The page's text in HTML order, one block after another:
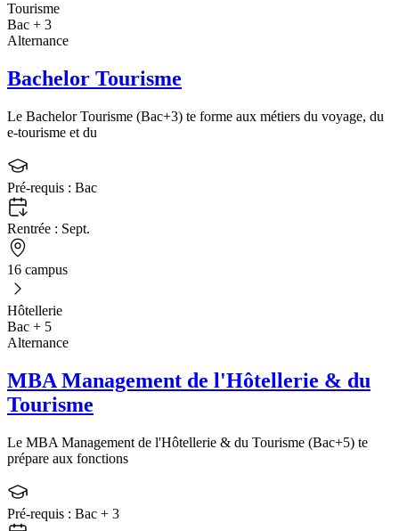
Tourisme
Bac + 3
Alternance
Bachelor Tourisme
Le Bachelor Tourisme (Bac+3) te forme aux métiers du voyage, du
e-tourisme et du
Pré-requis : Bac
Rentrée : Sept.
16 campus
Hôtellerie
Bac + 5
Alternance
MBA Management de l'Hôtellerie & du
Tourisme
Le MBA Management de l'Hôtellerie & du Tourisme (Bac+5) te
prépare aux fonctions
Pré-requis : Bac + 3